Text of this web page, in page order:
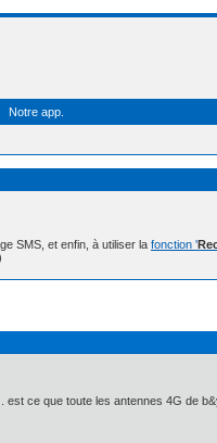
Notre app.
SMS, et enfin, à utiliser la fonction '
ce que toute les antennes 4G de